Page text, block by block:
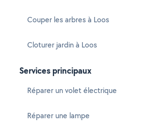
Couper les arbres à Loos
Cloturer jardin à Loos
Services principaux
Réparer un volet électrique
Réparer une lampe